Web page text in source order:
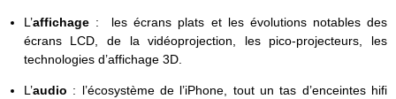
L’affichage : les écrans plats et les évolutions notables des
écrans LCD, de la vidéoprojection, les pico-projecteurs, les
technologies d’affichage 3D.
L’audio : l’écosystème de l’iPhone, tout un tas d’enceintes hifi